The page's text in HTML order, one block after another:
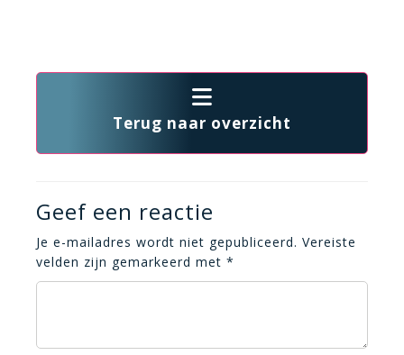
Terug naar overzicht
Geef een reactie
Je e-mailadres wordt niet gepubliceerd. Vereiste
velden zijn gemarkeerd met *